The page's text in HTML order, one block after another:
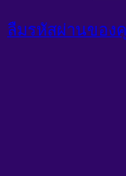
ลืมรหัสผ่านของ